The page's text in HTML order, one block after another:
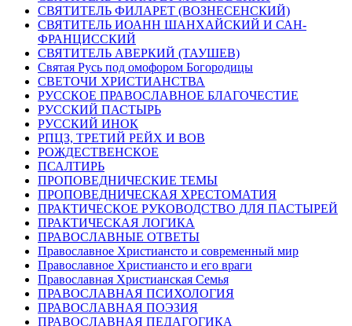
СВЯТИТЕЛЬ ФИЛАРЕТ (ВОЗНЕСЕНСКИЙ)
СВЯТИТЕЛЬ ИОАНН ШАНХАЙСКИЙ И САН-
ФРАНЦИССКИЙ
СВЯТИТЕЛЬ АВЕРКИЙ (ТАУШЕВ)
Святая Русь под омофором Богородицы
СВЕТОЧИ ХРИСТИАНСТВА
РУССКОЕ ПРАВОСЛАВНОЕ БЛАГОЧЕСТИЕ
РУССКИЙ ПАСТЫРЬ
РУССКИЙ ИНОК
РПЦЗ, ТРЕТИЙ РЕЙХ И ВОВ
РОЖДЕСТВЕНСКОЕ
ПСАЛТИРЬ
ПРОПОВЕДНИЧЕСКИЕ ТЕМЫ
ПРОПОВЕДНИЧЕСКАЯ ХРЕСТОМАТИЯ
ПРАКТИЧЕСКОЕ РУКОВОДСТВО ДЛЯ ПАСТЫРЕЙ
ПРАКТИЧЕСКАЯ ЛОГИКА
ПРАВОСЛАВНЫЕ ОТВЕТЫ
Православное Христиансто и современный мир
Православное Христиансто и его враги
Православная Христианская Семья
ПРАВОСЛАВНАЯ ПСИХОЛОГИЯ
ПРАВОСЛАВНАЯ ПОЭЗИЯ
ПРАВОСЛАВНАЯ ПЕДАГОГИКА